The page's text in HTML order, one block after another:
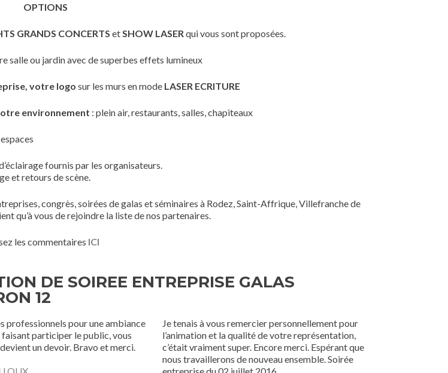
OPTIONS
GRANDS CONCERTS etSHOW LASER qui vous sont proposées.
salle ou jardin avec de superbes effets lumineux
votre logo sur les murs en mode LASER ECRITURE
environnement : plein air, restaurants, salles, chapiteaux
fournis par les organisateurs.
et retours de scène.
congrès, soirées de galas et séminaires à Rodez, Saint-Affrique, Villefranche de
qu’à vous de rejoindre la liste de nos partenaires.
les commentaires ICI
DE SOIREE ENTREPRISE GALAS
12
professionnels pour une ambiance
faisant participer le public, vous
un devoir. Bravo et merci.
Je tenais à vous remercier personnellement pour
l’animation et la qualité de votre représentation,
c’était vraiment super. Encore merci. Espérant que
nous travaillerons de nouveau ensemble. Soirée